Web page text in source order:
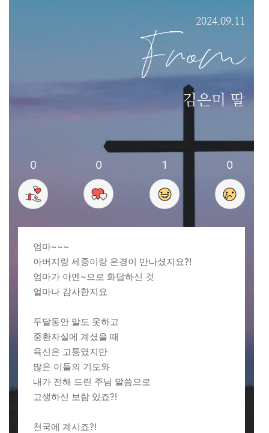
2024.09.11
From
김은미 딸
0 0 1 0
엄마~~~
아버지랑 세중이랑 은경이 만나셨지요?!
엄마가 아멘~으로 화답하신 것
얼마나 감사한지요
두달동안 말도 못하고
중환자실에 계셨을 때
육신은 고통였지만
많은 이들의 기도와
내가 전해 드린 주님 말씀으로
고생하신 보람 있죠?!
천국에 계시죠?!